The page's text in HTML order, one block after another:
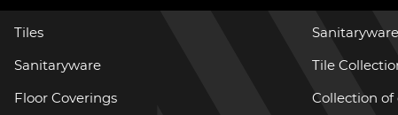
Tiles
Sanitaryware
Floor Coverings
Tile
Collection